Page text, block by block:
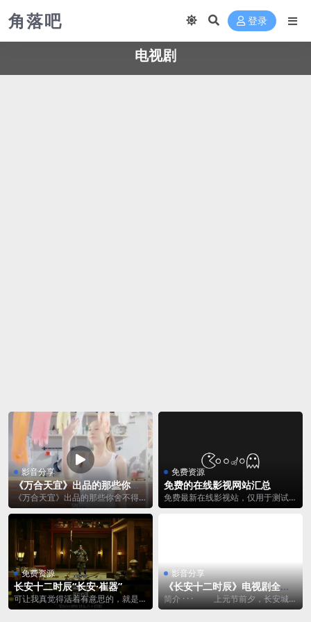
角落吧 登录
电视剧
影音分享
《万合天宜》出品的那些你舍
不得跳过的广告合集
《万合天宜》出品的那些你舍不得跳
过的广告合集。广告都这样，谁还看
电视剧啊？
免费资源
免费的在线影视网站汇总
免费最新在线影视站，仅用于测试用
途。日常请使用正版视频软件，支持
免费资源
长安十二时辰“长安·崔器”
可让我真觉得活着有意思的，就是在
长安城里，再普通不过的这些人。
影音分享
《长安十二时辰》电视剧全集
高清
简介 · · · 上元节前夕，长安城混
入可疑人员，身陷囹圄的张小敬临危